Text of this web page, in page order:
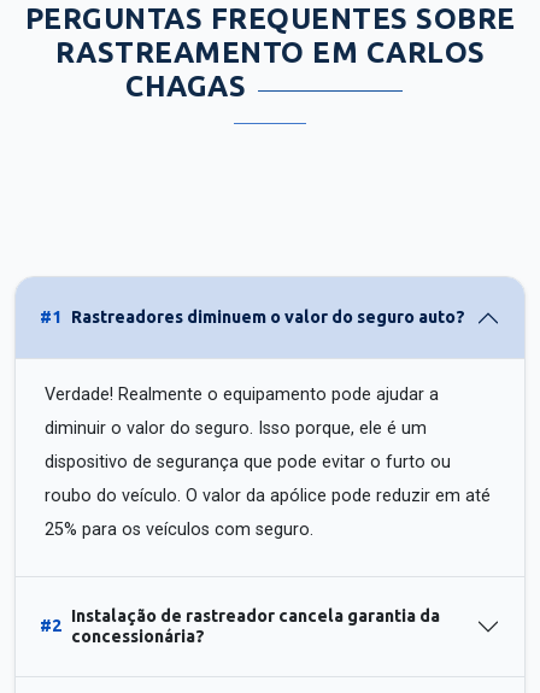
PERGUNTAS FREQUENTES SOBRE
RASTREAMENTO EM CARLOS
CHAGAS
#1 Rastreadores diminuem o valor do seguro auto?
Verdade! Realmente o equipamento pode ajudar a
diminuir o valor do seguro. Isso porque, ele é um
dispositivo de segurança que pode evitar o furto ou
roubo do veículo. O valor da apólice pode reduzir em até
25% para os veículos com seguro.
#2
Instalação de rastreador cancela garantia da
concessionária?